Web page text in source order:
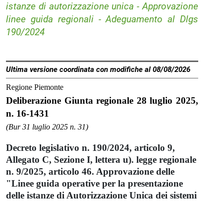
istanze di autorizzazione unica - Approvazione
linee guida regionali - Adeguamento al Dlgs
190/2024
Ultima versione coordinata con modifiche al 08/08/2026
Regione Piemonte
Deliberazione Giunta regionale 28 luglio 2025,
n. 16-1431
(Bur 31 luglio 2025 n. 31)
Decreto legislativo n. 190/2024, articolo 9,
Allegato C, Sezione I, lettera u). legge regionale
n. 9/2025, articolo 46. Approvazione delle
"Linee guida operative per la presentazione
delle istanze di Autorizzazione Unica dei sistemi